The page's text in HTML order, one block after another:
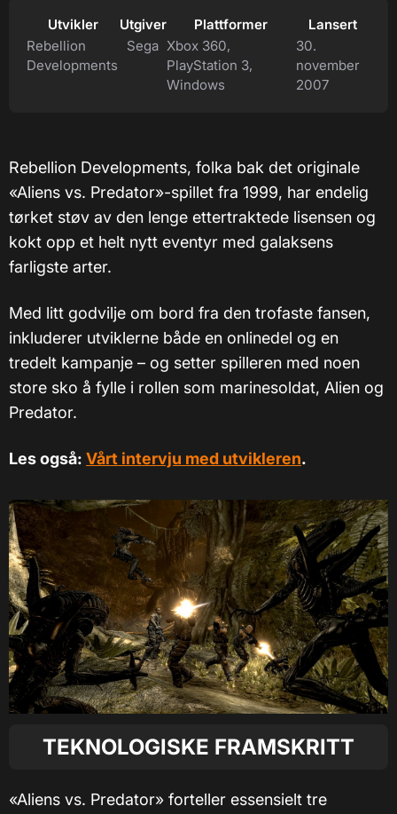
Utvikler
Rebellion
Developments
Utgiver
Sega
Plattformer
Xbox 360,
PlayStation 3,
Windows
Lansert
30.
november
2007
Rebellion Developments, folka bak det originale
«Aliens vs. Predator»-spillet fra 1999, har endelig
tørket støv av den lenge ettertraktede lisensen og
kokt opp et helt nytt eventyr med galaksens
farligste arter.
Med litt godvilje om bord fra den trofaste fansen,
inkluderer utviklerne både en onlinedel og en
tredelt kampanje – og setter spilleren med noen
store sko å fylle i rollen som marinesoldat, Alien og
Predator.
Les også: Vårt intervju med utvikleren.
TEKNOLOGISKE FRAMSKRITT
«Aliens vs. Predator» forteller essensielt tre